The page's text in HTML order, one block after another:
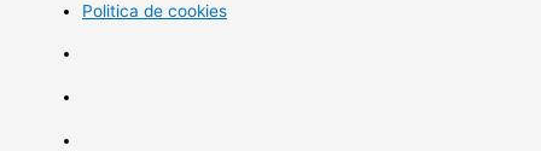
Politica de cookies